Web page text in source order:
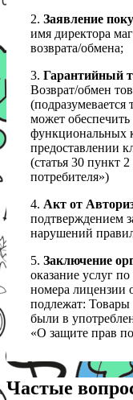
2. Заявление
имя директора
возврата/обмена;
3. Гарантийный
Возврат/обмен
может
функциональных
предоставлении
(статья 30 пункт
потребителя»)
4. Акт от
подтверждением
нарушений
5. Заключение
оказание услуг
номера лицензии
подлежат: Товары
были в
«О защите прав
Частые